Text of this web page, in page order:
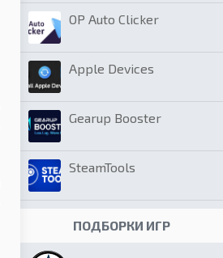
OP Auto Clicker
Apple Devices
Gearup Booster
SteamTools
ПОДБОРКИ ИГР